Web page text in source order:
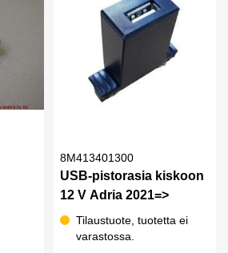
8M413401300
USB-pistorasia kiskoon
12 V Adria 2021=>
Tilaustuote, tuotetta ei
varastossa.